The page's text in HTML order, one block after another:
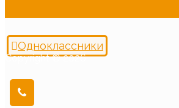
Одноклассники
Copyright © 2026